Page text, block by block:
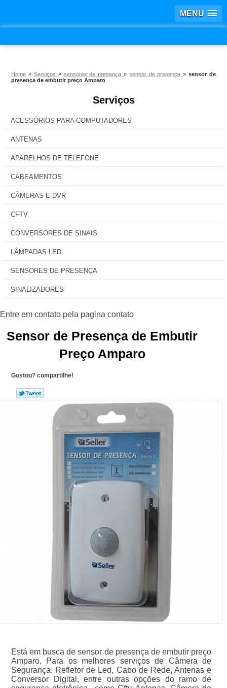
MENU
Home » Serviços » sensores de presença » sensor de presença» sensor de
presença de embutir preço Amparo
Serviços
ACESSÓRIOS PARA COMPUTADORES
ANTENAS
APARELHOS DE TELEFONE
CABEAMENTOS
CÂMERAS E DVR
CFTV
CONVERSORES DE SINAIS
LÂMPADAS LED
SENSORES DE PRESENÇA
SINALIZADORES
Sensor de Presença de Embutir
Preço Amparo
Gostou? compartilhe!
Está em busca de sensor de presença de embutir preço
Amparo, Para os melhores serviços de Câmera de
Segurança, Refletor de Led, Cabo de Rede, Antenas e
Conversor Digital, entre outras opções do ramo de